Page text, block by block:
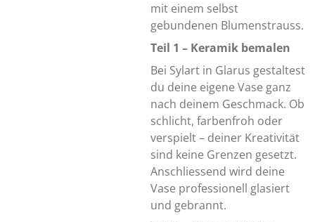
mit einem selbst
gebundenen Blumenstrauss.
Teil 1 – Keramik bemalen
Bei Sylart in Glarus gestaltest
du deine eigene Vase ganz
nach deinem Geschmack. Ob
schlicht, farbenfroh oder
verspielt – deiner Kreativität
sind keine Grenzen gesetzt.
Anschliessend wird deine
Vase professionell glasiert
und gebrannt.